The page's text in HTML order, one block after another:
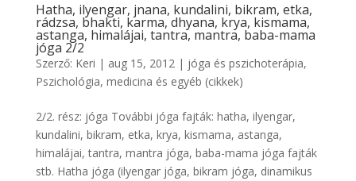
Hatha, ilyengar, jnana, kundalini, bikram, etka,
rádzsa, bhakti, karma, dhyana, krya, kismama,
astanga, himalájai, tantra, mantra, baba-mama
jóga 2/2
Szerző: Keri | aug 15, 2012| jóga és pszichoterápia,
Pszichológia, medicina és egyéb (cikkek)
2/2. rész: jóga További jóga fajták: hatha, ilyengar,
kundalini, bikram, etka, krya, kismama, astanga,
himalájai, tantra, mantra jóga, baba-mama jóga fajták
stb. Hatha jóga (ilyengar jóga, bikram jóga, dinamikus